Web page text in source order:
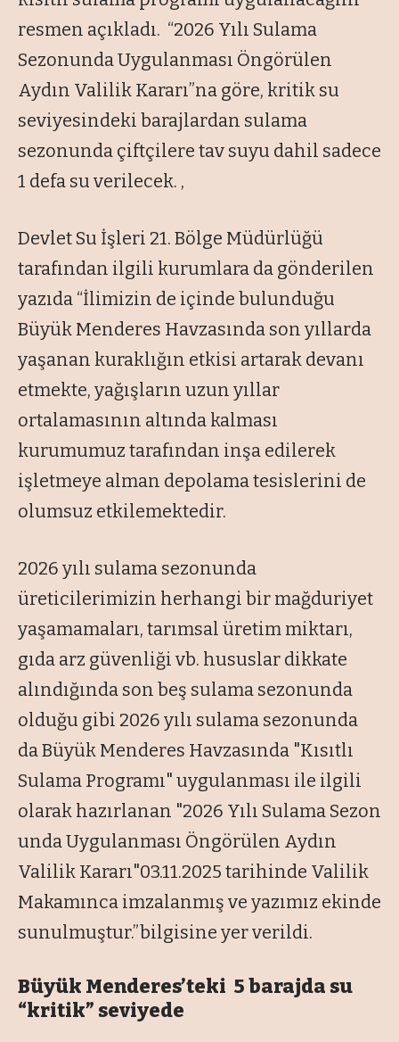
resmen açıkladı. “2026 Yılı Sulama
Sezonunda Uygulanması Öngörülen
Aydın Valilik Kararı”na göre, kritik su
seviyesindeki barajlardan sulama
sezonunda çiftçilere tav suyu dahil sadece
1 defa su verilecek. ,
Devlet Su İşleri 21. Bölge Müdürlüğü
tarafından ilgili kurumlara da gönderilen
yazıda “İlimizin de içinde bulunduğu
Büyük Menderes Havzasında son yıllarda
yaşanan kuraklığın etkisi artarak devanı
etmekte, yağışların uzun yıllar
ortalamasının altında kalması
kurumumuz tarafından inşa edilerek
işletmeye alman depolama tesislerini de
olumsuz etkilemektedir.
2026 yılı sulama sezonunda
üreticilerimizin herhangi bir mağduriyet
yaşamamaları, tarımsal üretim miktarı,
gıda arz güvenliği vb. hususlar dikkate
alındığında son beş sulama sezonunda
olduğu gibi 2026 yılı sulama sezonunda
da Büyük Menderes Havzasında "Kısıtlı
Sulama Programı" uygulanması ile ilgili
olarak hazırlanan "2026 Yılı Sulama Sezon
unda Uygulanması Öngörülen Aydın
Valilik Kararı"03.11.2025 tarihinde Valilik
Makamınca imzalanmış ve yazımız ekinde
sunulmuştur.”bilgisine yer verildi.
Büyük Menderes’teki 5 barajda su
“kritik” seviyede